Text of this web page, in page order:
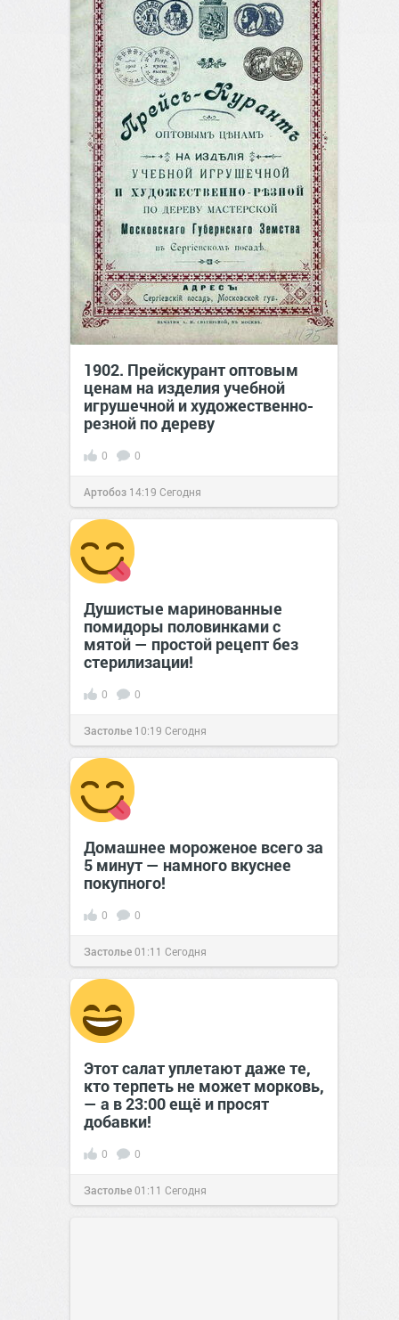
1902. Прейскурант оптовым
ценам на изделия учебной
игрушечной и художественно-
резной по дереву
0 0
Артобоз 14:19 Сегодня
Душистые маринованные
помидоры половинками с
мятой — простой рецепт без
стерилизации!
0 0
Застолье 10:19 Сегодня
Домашнее мороженое всего за
5 минут — намного вкуснее
покупного!
0 0
Застолье01:11 Сегодня
Этот салат уплетают даже те,
кто терпеть не может морковь,
— а в 23:00 ещё и просят
добавки!
0 0
Застолье01:11 Сегодня